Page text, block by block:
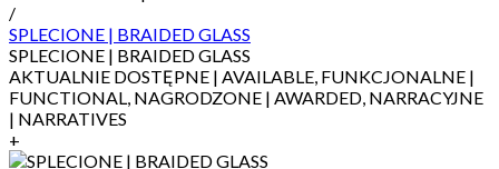
/
SPLECIONE | BRAIDED GLASS
SPLECIONE | BRAIDED GLASS
AKTUALNIE DOSTĘPNE | AVAILABLE, FUNKCJONALNE |
FUNCTIONAL, NAGRODZONE | AWARDED, NARRACYJNE
| NARRATIVES
+